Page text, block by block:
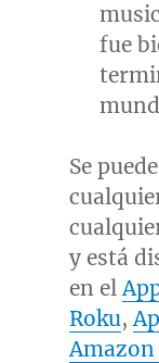
fue
Se
y está
en el
Roku,
Amazon